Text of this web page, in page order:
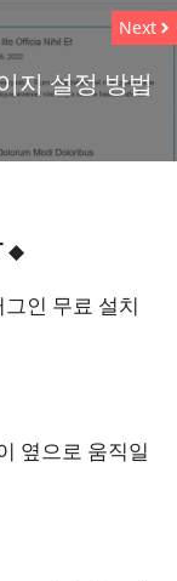
Next
지 설정 방법
◆
인 무료 설치
옆으로 움직일